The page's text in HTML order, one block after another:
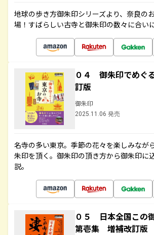
地球の歩き方御朱印シリーズより、奈良の
場！すばらしい古寺と御朱印の数々に合い
０４ 御朱印でめぐ
訂版
御朱印
2025.11.06 発売
名寺の多い東京。季節の花々を楽しみなが
朱印を頂く。御朱印の頂き方から御朱印に
説。
０５ 日本全国この
第壱集 増補改訂版